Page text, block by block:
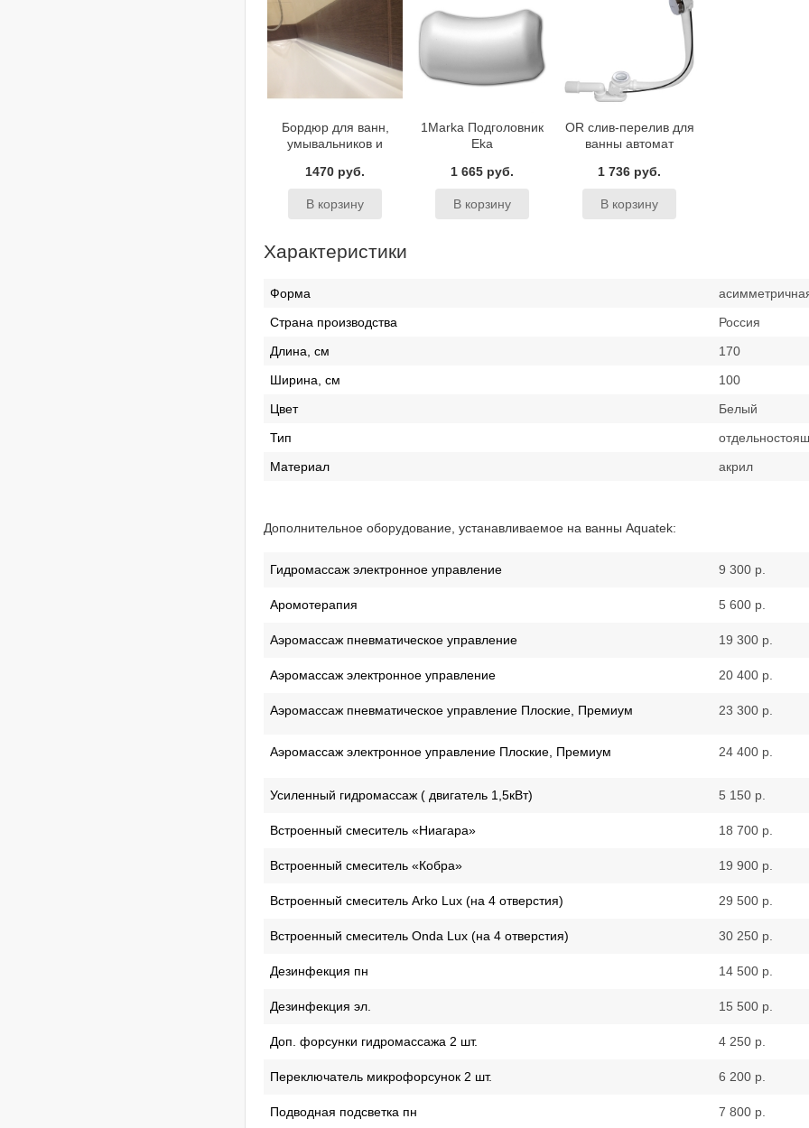
Бордюр для ванн,
умывальников и
1470 руб.
1Marka Подголовник
Eka
1 665 руб.
OR слив-перелив для
ванны автомат
1 736 руб.
Характеристики
Форма
Страна производства
Россия
Длина, см
170
Ширина, см
100
Цвет
Белый
Тип
Материал
акрил
Дополнительное оборудование, устанавливаемое на ванны Aquatek:
Гидромассаж электронное управление 9 300 р.
Аромотерапия 5 600 р.
Аэромассаж пневматическое управление 19 300 р.
Аэромассаж электронное управление 20 400 р.
Аэромассаж пневматическое управление Плоские, Премиум 23 300 р.
Аэромассаж электронное управление Плоские, Премиум 24 400 р.
Усиленный гидромассаж ( двигатель 1,5кВт) 5 150 р.
Встроенный смеситель «Ниагара» 18 700 р.
Встроенный смеситель «Кобра» 19 900 р.
Встроенный смеситель Arko Lux (на 4 отверстия) 29 500 р.
Встроенный смеситель Onda Lux (на 4 отверстия) 30 250 р.
Дезинфекция пн 14 500 р.
Дезинфекция эл. 15 500 р.
Доп. форсунки гидромассажа 2 шт. 4 250 р.
Переключатель микрофорсунок 2 шт. 6 200 р.
Подводная подсветка пн 7 800 р.